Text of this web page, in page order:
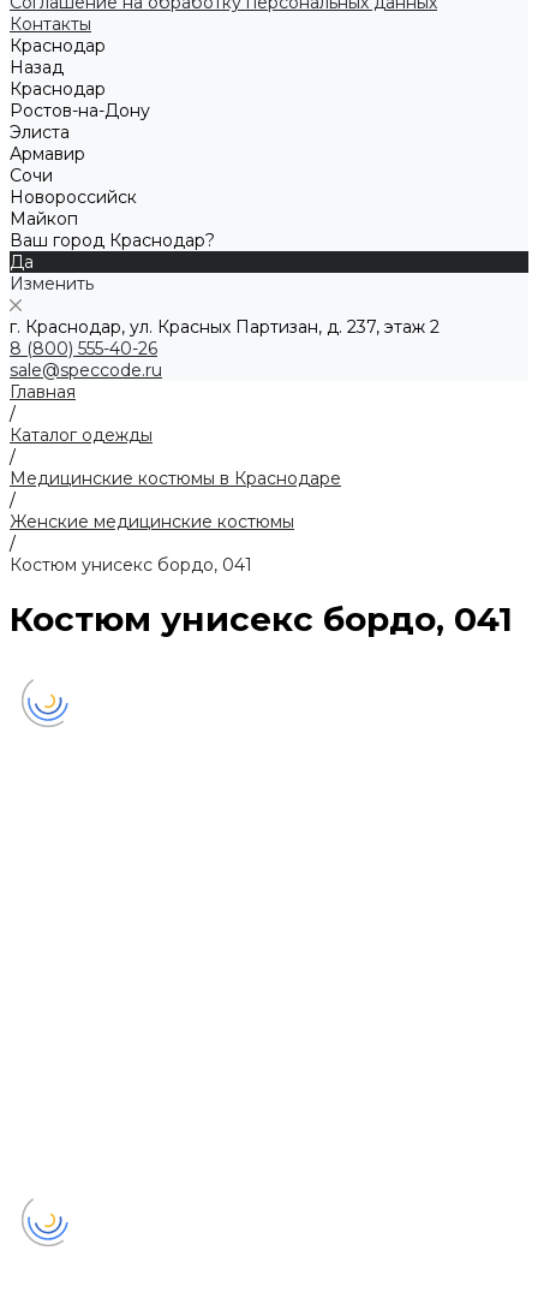
Контакты
Краснодар
Назад
Краснодар
Ростов-на-Дону
Элиста
Армавир
Сочи
Новороссийск
Майкоп
Ваш город Краснодар?
Да
Изменить
г. Краснодар, ул. Красных Партизан, д. 237, этаж 2
8 (800) 555-40-26
sale@speccode.ru
Главная
/
Каталог одежды
/
Медицинские костюмы в Краснодаре
/
Женские медицинские костюмы
/
Костюм унисекс бордо, 041
Костюм унисекс бордо, 041